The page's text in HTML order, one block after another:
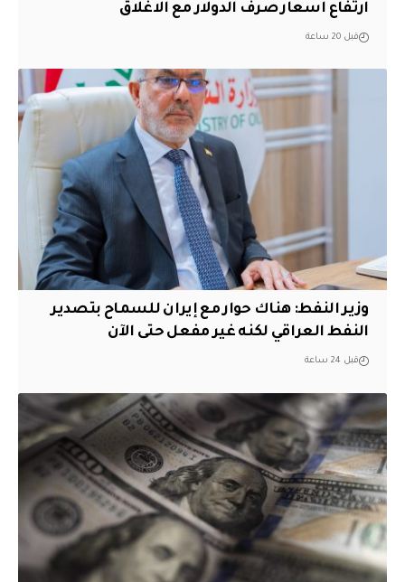
ارتفاع اسعار صرف الدولار مع الاغلاق
قبل 20 ساعة
وزير النفط: هناك حوار مع إيران للسماح بتصدير
النفط العراقي لكنه غير مفعل حتى الآن
قبل 24 ساعة